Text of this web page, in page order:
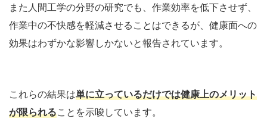
また人間工学の分野の研究でも、作業効率を低下させず、
作業中の不快感を軽減させることはできるが、健康面への
効果はわずかな影響しかないと報告されています。
これらの結果は単に立っているだけでは健康上のメリット
が限られることを示唆しています。